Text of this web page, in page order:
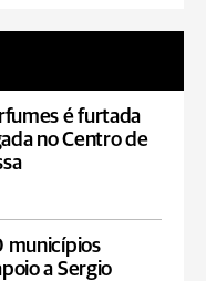
é furtada
no Centro de
municípios
a Sergio